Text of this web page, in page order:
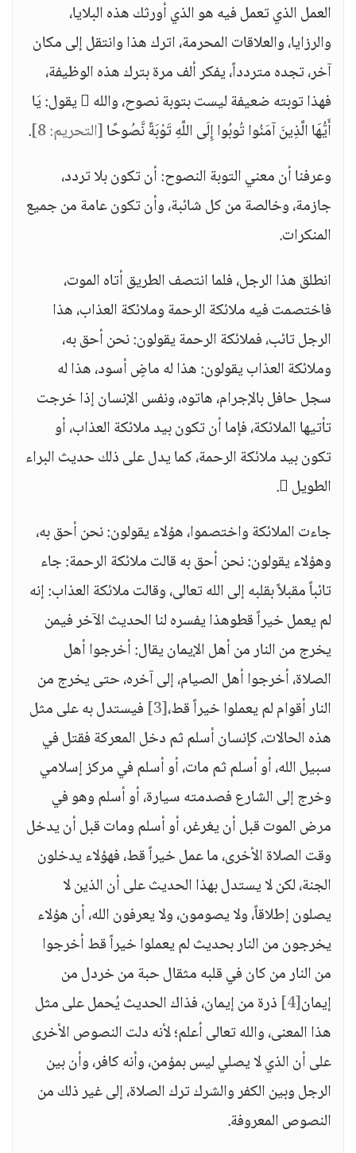
العمل الذي تعمل فيه هو الذي أورثك هذه البلايا،
والرزايا، والعلاقات المحرمة، اترك هذا وانتقل إلى مكان
آخر، تجده متردداً، يفكر ألف مرة بترك هذه الوظيفة،
فهذا توبته ضعيفة ليست بتوبة نصوح، والله  يقول: يَا
أَيُّهَا الَّذِينَ آمَنُوا تُوبُوا إِلَى اللَّهِ تَوْبَةً نَّصُوحًا[التحريم: 8]
.
وعرفنا أن معني التوبة النصوح: أن تكون بلا تردد،
جازمة، وخالصة من كل شائبة، وأن تكون عامة من جميع
المنكرات.
انطلق هذا الرجل، فلما انتصف الطريق أتاه الموت،
فاختصمت فيه ملائكة الرحمة وملائكة العذاب، هذا
الرجل تائب، فملائكة الرحمة يقولون: نحن أحق به،
وملائكة العذاب يقولون: هذا له ماضٍ أسود، هذا له
سجل حافل بالإجرام، هاتوه، ونفس الإنسان إذا خرجت
تأتيها الملائكة، فإما أن تكون بيد ملائكة العذاب، أو
تكون بيد ملائكة الرحمة، كما يدل على ذلك حديث البراء
الطويل .
جاءت الملائكة واختصموا، هؤلاء يقولون: نحن أحق به،
وهؤلاء يقولون: نحن أحق به قالت ملائكة الرحمة: جاء
تائباً مقبلاً بقلبه إلى الله تعالى، وقالت ملائكة العذاب: إنه
لم يعمل خيراً قطوهذا يفسره لنا الحديث الآخر فيمن
يخرج من النار من أهل الإيمان يقال: أخرجوا أهل
الصلاة، أخرجوا أهل الصيام، إلى آخره، حتى يخرج من
النار أقوام لم يعملوا خيراً قط،[3]
فيستدل به على مثل
هذه الحالات، كإنسان أسلم ثم دخل المعركة فقتل في
سبيل الله، أو أسلم ثم مات، أو أسلم في مركز إسلامي
وخرج إلى الشارع فصدمته سيارة، أو أسلم وهو في
مرض الموت قبل أن يغرغر، أو أسلم ومات قبل أن يدخل
وقت الصلاة الأخرى، ما عمل خيراً قط، فهؤلاء يدخلون
الجنة، لكن لا يستدل بهذا الحديث على أن الذين لا
يصلون إطلاقاً، ولا يصومون، ولا يعرفون الله، أن هؤلاء
يخرجون من النار بحديث لم يعملوا خيراً قط أخرجوا
من النار من كان في قلبه مثقال حبة من خردل من
إيمان[4]
ذرة من إيمان، فذاك الحديث يُحمل على مثل
هذا المعنى، والله تعالى أعلم؛ لأنه دلت النصوص الأخرى
على أن الذي لا يصلي ليس بمؤمن، وأنه كافر، وأن بين
الرجل وبين الكفر والشرك ترك الصلاة، إلى غير ذلك من
النصوص المعروفة.